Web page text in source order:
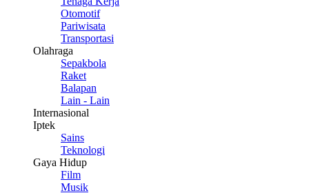
Otomotif
Pariwisata
Transportasi
Olahraga
Sepakbola
Raket
Balapan
Lain - Lain
Internasional
Iptek
Sains
Teknologi
Gaya Hidup
Film
Musik